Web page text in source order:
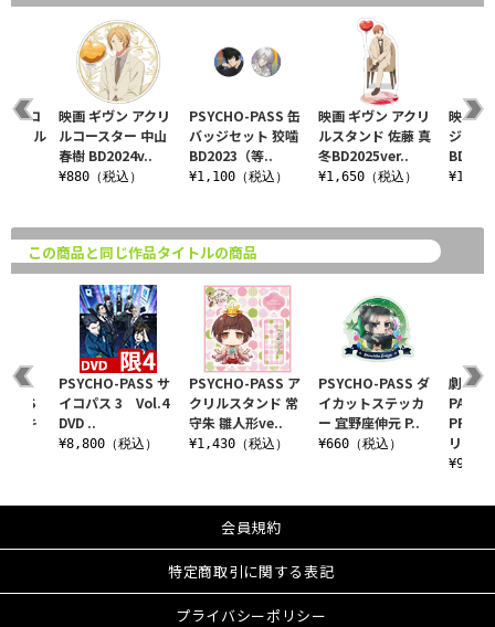
PSYCHO-PASS 缶
バッジセット 狡噛
BD2023（等..
¥1,100（税込）
映画 ギヴン アクリ
ルスタンド 佐藤 真
冬BD2025ver..
¥1,650（税込）
映画
ジセッ
¥1,100
ーロ
ーホル
映画 ギヴン アクリ
ルコースター 中山
春樹 BD2024v..
¥880（税込）
この商品と同じ作品タイトルの商品
PSYCHO-PASS ア
クリルスタンド 常
守朱 雛人形ve..
¥1,430（税込）
PSYCHO-PASS ダ
イカットステッカ
ー 宜野座伸元 P..
¥660（税込）
劇場版
PASS
リ..
¥990
みキ
PSYCHO-PASS サ
イコパス 3 Vol.4
DVD ..
¥8,800（税込）
会員規約
特定商取引に関する表記
プライバシーポリシー